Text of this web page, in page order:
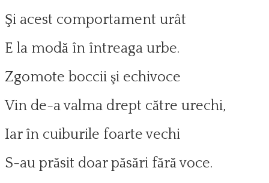
Şi acest comportament urât
E la modă în întreaga urbe.
Zgomote boccii şi echivoce
Vin de-a valma drept către urechi,
Iar în cuiburile foarte vechi
S-au prăsit doar păsări fără voce.